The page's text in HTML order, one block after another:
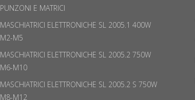
PUNZONI E MATRICI
MASCHIATRICI ELETTRONICHE SL 2005.1 400W
M2-M5
MASCHIATRICI ELETTRONICHE SL 2005.2 750W
M6-M10
MASCHIATRICI ELETTRONICHE SL 2005.2 S 750W
M8-M12